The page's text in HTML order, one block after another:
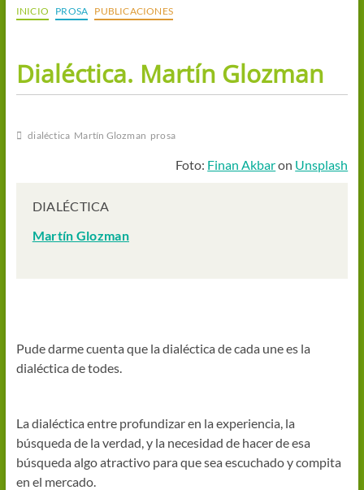
INICIO PROSA PUBLICACIONES
Dialéctica. Martín Glozman
dialéctica Martín Glozman prosa
Foto: Finan Akbaron Unsplash
DIALÉCTICA
Martín Glozman
Pude darme cuenta que la dialéctica de cada une es la
dialéctica de todes.
La dialéctica entre profundizar en la experiencia, la
búsqueda de la verdad, y la necesidad de hacer de esa
búsqueda algo atractivo para que sea escuchado y compita
en el mercado.